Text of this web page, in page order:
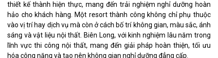
thiết kế thành hiện thực, mang đến trải nghiệm nghỉ dưỡng hoàn
hảo cho khách hàng. Một resort thành công không chỉ phụ thuộc
vào vị trí hay dịch vụ mà còn ở cách bố trí không gian, màu sắc, ánh
sáng và vật liệu nội thất. Biên Long, với kinh nghiệm lâu năm trong
lĩnh vực thi công nội thất, mang đến giải pháp hoàn thiện, tối ưu
hóa công năng và tạo nên không gian nghỉ dưỡng đẳng cấp.